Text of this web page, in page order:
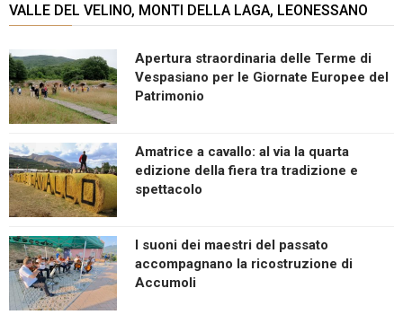
VALLE DEL VELINO, MONTI DELLA LAGA, LEONESSANO
Apertura straordinaria delle Terme di
Vespasiano per le Giornate Europee del
Patrimonio
Amatrice a cavallo: al via la quarta
edizione della fiera tra tradizione e
spettacolo
I suoni dei maestri del passato
accompagnano la ricostruzione di
Accumoli